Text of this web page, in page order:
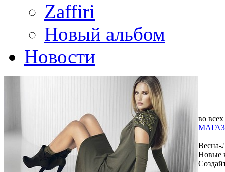
Zaffiri
Новый альбом
Новости
во всех
Весна-
Новые